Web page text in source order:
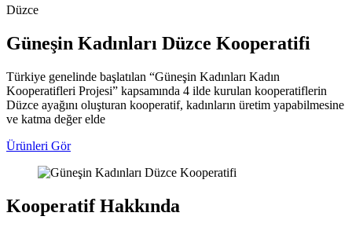
Düzce
Güneşin Kadınları Düzce Kooperatifi
Türkiye genelinde başlatılan “Güneşin Kadınları Kadın
Kooperatifleri Projesi” kapsamında 4 ilde kurulan kooperatiflerin
Düzce ayağını oluşturan kooperatif, kadınların üretim yapabilmesine
ve katma değer elde
Ürünleri Gör
Kooperatif Hakkında